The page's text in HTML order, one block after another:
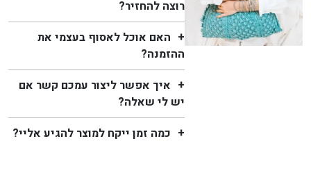
רוצה להחזיר?
האם אוכל לאסוף בעצמי את
ההזמנה?
איך אפשר ליצור עמכם קשר אם
יש לי שאלה?
כמה זמן ייקח למוצר להגיע אליי?